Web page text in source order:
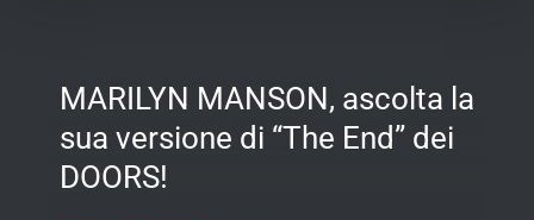
MARILYN MANSON, ascolta la
sua versione di “The End” dei
DOORS!